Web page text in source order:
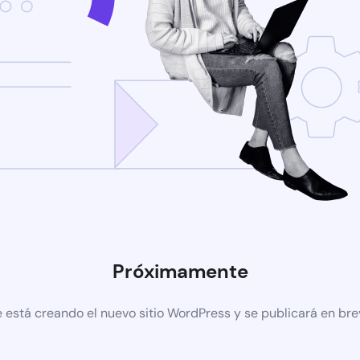
Próximamente
está creando el nuevo sitio WordPress y se publicará en